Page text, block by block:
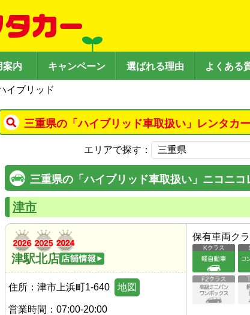
案内 キャンペーン 選ばれる理由 よくある
イブリッド
三重県の「ハイブリッド車取扱い」レンタカ
エリアで探す：
三重県の「ハイブリッド車取扱い」ニコニ
津市
津駅北店
住所： 津市上浜町1-640 地図
営業時間： 07:00-20:00
保有車両ク